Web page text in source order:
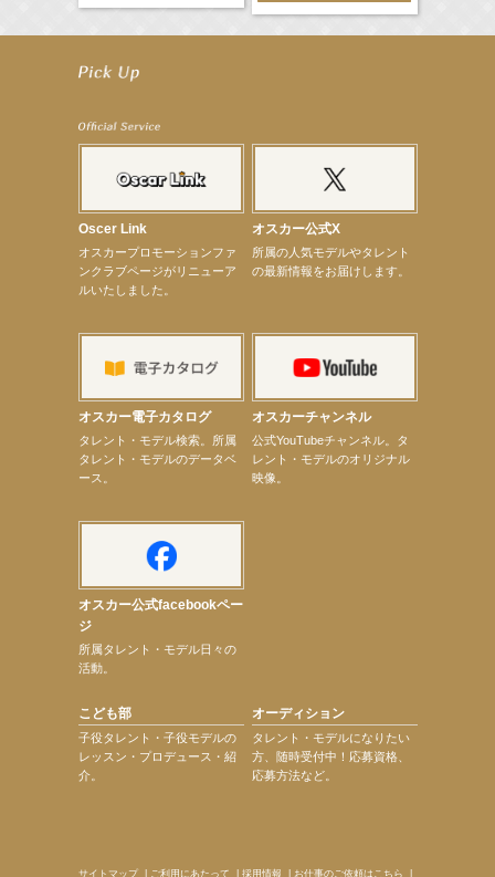
【前川泰之】舞台「グレンギャリー・グレンロス」公演詳細解禁！
【elfin’】7thシングル『全世界』がFM-UUでO.A.決定♪
【elfin’】8月16日（日）「全世界」発売記念イベント決定！
【elfin’】7thシングル『全世界』がFM TANABEでO.A.決定♪
【昆虫ハンター牧田習】宝塚市立手塚治虫記念館トークショー＆宝塚文化芸術センター昆虫展示イ
【昆虫ハンター牧田習】8月13日（木）プライムツリー赤池「ふれあい昆虫フェスティバル」トーク
【井頭愛海】『小さなお葬式』TV-CM出演！
【定本楓馬】WEB DIGVII 連載企画『東京23時』に登場！
【髙橋ひかる】7月雑誌掲載情報
【elfin’】【小倉舞子】8月9日（日）「MxM’s produce event vol.14」に出演決定！
【elfin’】【辻美優】8月28日（金）「辻美優(elfin’)グレイテスト・ショー」に出演決定！
【elfin’】9月27日（日）「Beauty Voice Theater Reboot Vol.3」開催決定！
【本田紗来】「Ray」9月号発売中！
Oscer Link
オスカープロモーションファ
ンクラブページがリニューア
ルいたしました。
オスカー公式X
所属の人気モデルやタレント
の最新情報をお届けします。
オスカー電子カタログ
タレント・モデル検索。所属
タレント・モデルのデータベ
ース。
オスカーチャンネル
公式YouTubeチャンネル。タ
レント・モデルのオリジナル
映像。
オスカー公式facebookペー
ジ
所属タレント・モデル日々の
活動。
こども部
子役タレント・子役モデルの
レッスン・プロデュース・紹
介。
オーディション
タレント・モデルになりたい
方、随時受付中！応募資格、
応募方法など。
サイトマップ| ご利用にあたって 採用情報 お仕事のご依頼はこちら